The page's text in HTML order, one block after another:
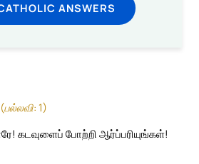
ANSWERS
1)
கடவுளைப் போற்றி ஆர்ப்பரியுங்கள்!